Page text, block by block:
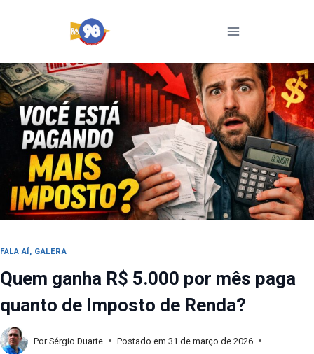
Conteúdo
FALA AÍ, GALERA
Quem ganha R$ 5.000 por mês paga
quanto de Imposto de Renda?
Por Sérgio Duarte Postado em 31 de março de 2026